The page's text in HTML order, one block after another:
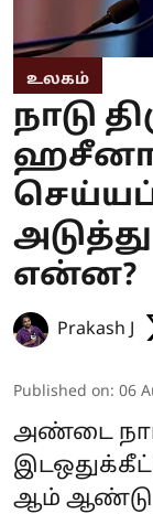
உலகம்
நாடு
என்ன?
Prakash J
Published on: 06
அண்டை
ஆம் ஆண்டு